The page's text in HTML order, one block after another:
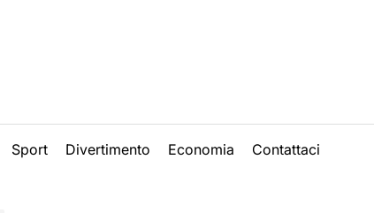
Sport Divertimento Economia Contattaci